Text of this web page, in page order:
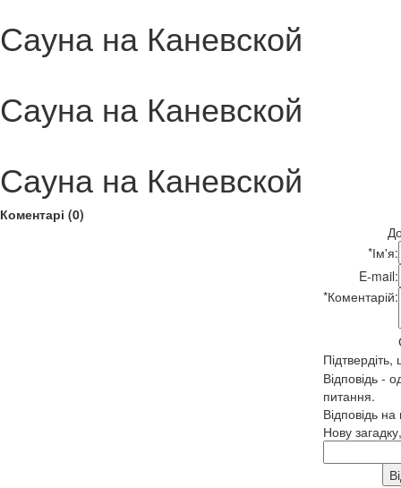
Сауна на Каневской
Сауна на Каневской
Сауна на Каневской
Коментарі (0)
*Ім'я:
E-mail:
*Коментарій:
Відповідь -
питання.
Відповідь
Нову